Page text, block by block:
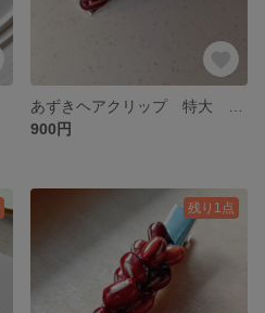
900円
残り1点